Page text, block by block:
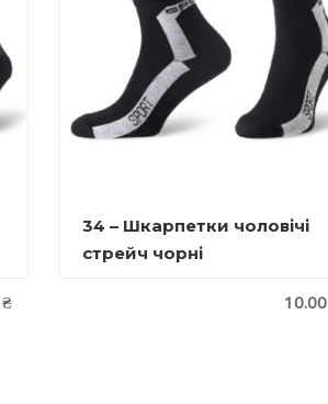
₴
34 – Шкарпетки чоловічі
стрейч чорні
10.00